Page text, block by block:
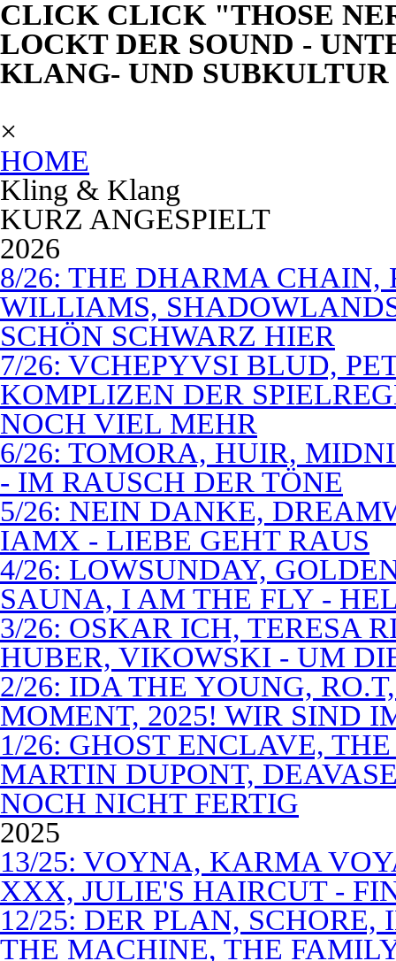
CLICK CLICK "THOSE
LOCKT DER SOUND -
KLANG- UND SUBKULTUR
×
HOME
Kling & Klang
KURZ ANGESPIELT
2026
8/26: THE DHARMA CHAIN,
WILLIAMS,
SCHÖN SCHWARZ HIER
7/26: VCHEPYVSI BLUD,
KOMPLIZEN DER
NOCH VIEL MEHR
6/26: TOMORA, HUIR,
- IM RAUSCH DER TÖNE
5/26: NEIN DANKE,
IAMX - LIEBE GEHT RAUS
4/26: LOWSUNDAY,
SAUNA, I AM THE FLY -
3/26: OSKAR ICH, TERESA
HUBER, VIKOWSKI - UM
2/26: IDA THE YOUNG,
MOMENT, 2025! WIR SIND
1/26: GHOST ENCLAVE,
MARTIN DUPONT,
NOCH NICHT FERTIG
2025
13/25: VOYNA, KARMA
XXX, JULIE'S HAIRCUT -
12/25: DER PLAN,
THE MACHINE, THE